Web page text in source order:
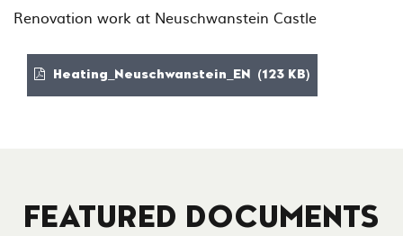
Renovation work at Neuschwanstein Castle
Heating_Neuschwanstein_EN (123 KB)
FEATURED DOCUMENTS